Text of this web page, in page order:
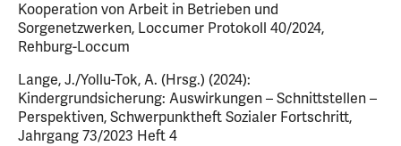
Kooperation von Arbeit in Betrieben und
Sorgenetzwerken, Loccumer Protokoll 40/2024,
Rehburg-Loccum
Lange, J./Yollu-Tok, A. (Hrsg.) (2024):
Kindergrundsicherung: Auswirkungen – Schnittstellen –
Perspektiven, Schwerpunktheft Sozialer Fortschritt,
Jahrgang 73/2023 Heft 4